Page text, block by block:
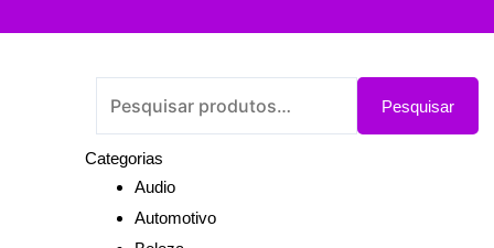
Pesquisar
por:
Pesquisar
Categorias
Audio
Automotivo